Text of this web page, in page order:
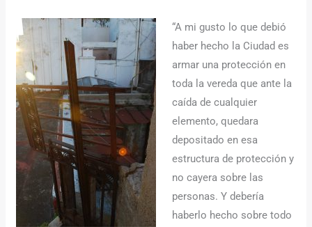
“A mi gusto lo que debió
haber hecho la Ciudad es
armar una protección en
toda la vereda que ante la
caída de cualquier
elemento, quedara
depositado en esa
estructura de protección y
no cayera sobre las
personas. Y debería
haberlo hecho sobre todo